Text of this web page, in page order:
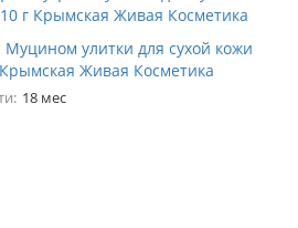
улитки для сухой кожи
Живая Косметика
18 мес